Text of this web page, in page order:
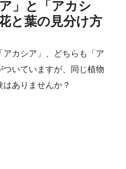
」と「アカシ
と葉の見分け方
アカシア」、どちらも「ア
ついていますが、同じ植物
ありませんか？